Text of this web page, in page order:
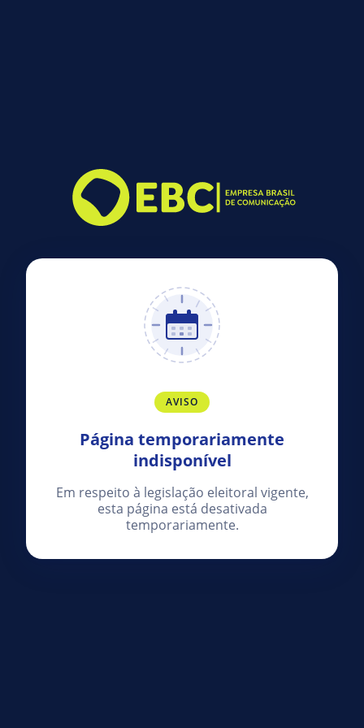
AVISO
Página temporariamente
indisponível
Em respeito à legislação eleitoral vigente,
esta página está desativada
temporariamente.